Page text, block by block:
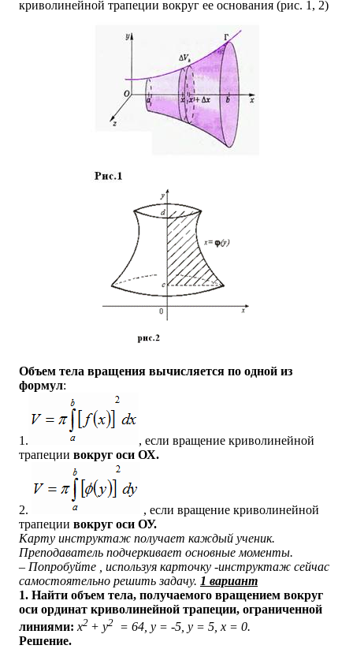
криволинейной трапеции вокруг ее основания (рис. 1, 2)
Объем тела вращения вычисляется по одной из
формул:
1.
, если вращение криволинейной
трапеции вокруг оси ОХ.
2.
, если вращение криволинейной
трапеции вокруг оси ОУ.
Карту инструктаж получает каждый ученик.
Преподаватель подчеркивает основные моменты.
– Попробуйте , используя карточку -инструктаж сейчас
самостоятельно решить задачу. 1 вариант
1. Найти объем тела, получаемого вращением вокруг
оси ординат криволинейной трапеции, ограниченной
линиями: x2 + y2 = 64, y = -5, y = 5, x = 0.
Решение.